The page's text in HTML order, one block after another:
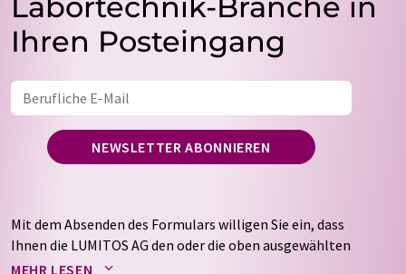
Ihren Posteingang
NEWSLETTER ABONNIEREN
Mit dem Absenden des Formulars willigen Sie ein, dass
Ihnen die LUMITOS AG den oder die oben ausgewählten
Newsletter per E-Mail zusendet. Ihre Daten werden
MEHR LESEN